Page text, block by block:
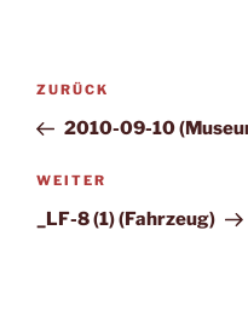
Beitragsnavigation
Vorheriger
Beitrag
ZURÜCK
2010-09-10
Nächster
Beitrag
WEITER
_LF-8 (1) (Fahrzeug)